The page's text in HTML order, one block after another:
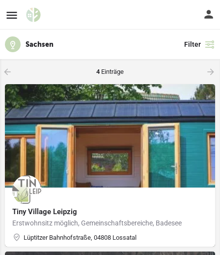
Sachsen Filter
4 Einträge
Tiny Village Leipzig
Erstwohnsitz möglich, Gemeinschaftsbereiche, Badesee
Lüptitzer Bahnhofstraße, 04808 Lossatal